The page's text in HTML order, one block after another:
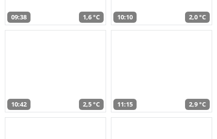
09:38 1,6 °C 10:10 2,0 °C
10:42 2,5 °C 11:15 2,9 °C